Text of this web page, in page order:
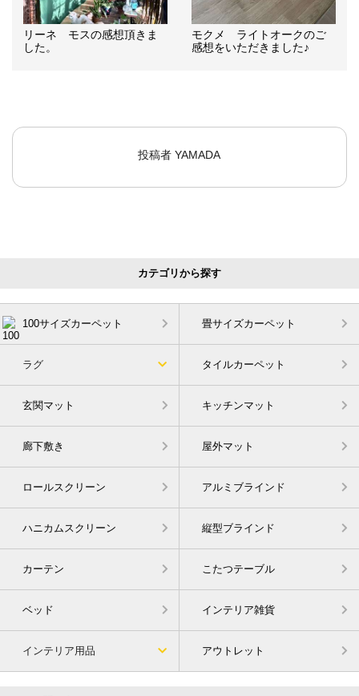
リーネ モスの感想頂きま
した。
モクメ ライトオークのご
感想をいただきました♪
投稿者 YAMADA
カテゴリから探す
100サイズカーペット 畳サイズカーペット
ラグ タイルカーペット
玄関マット キッチンマット
廊下敷き 屋外マット
ロールスクリーン アルミブラインド
ハニカムスクリーン 縦型ブラインド
カーテン こたつテーブル
ベッド インテリア雑貨
インテリア用品 アウトレット